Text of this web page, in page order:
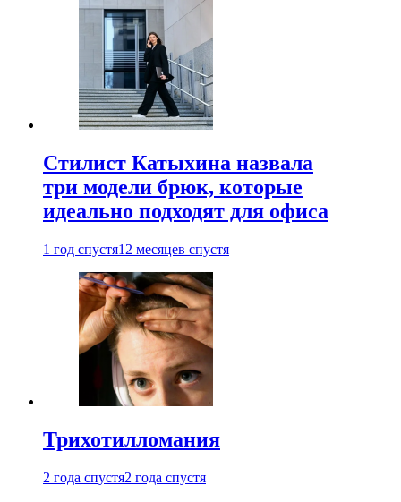
Стилист Катыхина назвала
три модели брюк, которые
идеально подходят для офиса
1 год спустя12 месяцев спустя
Трихотилломания
2 года спустя2 года спустя